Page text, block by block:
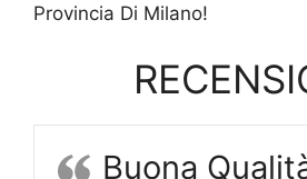
Provincia Di Milano!
Buona